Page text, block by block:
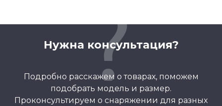
Нужна консультация?
Подробно расскажем о товарах, поможем
подобрать модель и размер.
Проконсультируем о снаряжении для разных